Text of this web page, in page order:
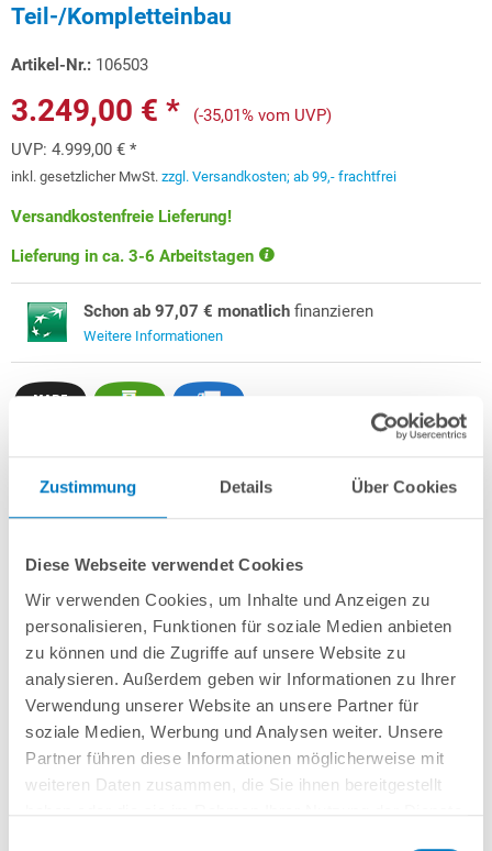
Zustimmung Details Über Cookies
Diese Webseite verwendet Cookies
Wir verwenden Cookies, um Inhalte und Anzeigen zu
personalisieren, Funktionen für soziale Medien anbieten
zu können und die Zugriffe auf unsere Website zu
analysieren. Außerdem geben wir Informationen zu Ihrer
Verwendung unserer Website an unsere Partner für
soziale Medien, Werbung und Analysen weiter. Unsere
Partner führen diese Informationen möglicherweise mit
weiteren Daten zusammen, die Sie ihnen bereitgestellt
Teil-/Kompletteinbau
Artikel-Nr.: 106503
3.249,00 € *
(-35,01% vom UVP)
UVP: 4.999,00 € *
inkl. gesetzlicher MwSt. zzgl. Versandkosten; ab 99,- frachtfrei
Versandkostenfreie Lieferung!
Lieferung in ca. 3-6 Arbeitstagen
Schon ab 97,07 € monatlich finanzieren
Weitere Informationen
Stahlwand-Achtformbecken POOLSANA HQ Germany-
hochwertigem und stabilem Aluminiumsowie Bodenschienen aus
Kunststoff.
POOLSANAUV-C Entkeimungsgerät 75 W : Reduziert den
Wasserpflegebedarf deutlich!
Unterlegvlies 500 g/m²
Einbauskimmer und 2 Einlaufdüsen